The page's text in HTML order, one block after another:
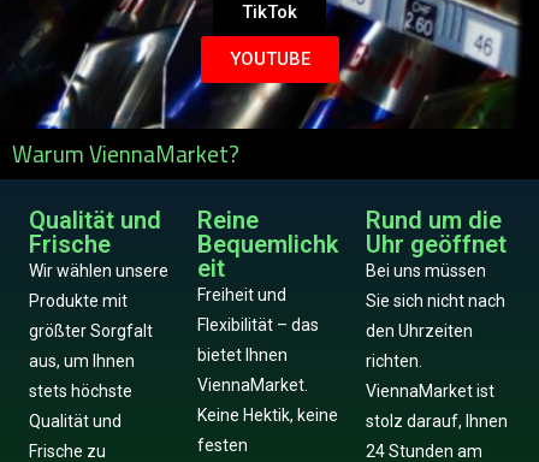
TikTok
YOUTUBE
Warum ViennaMarket?
Qualität und
Frische
Wir wählen unsere
Produkte mit
größter Sorgfalt
aus, um Ihnen
stets höchste
Qualität und
Frische zu
Reine
Bequemlichk
eit
Freiheit und
Flexibilität – das
bietet Ihnen
ViennaMarket.
Keine Hektik, keine
festen
Rund um die
Uhr geöffnet
Bei uns müssen
Sie sich nicht nach
den Uhrzeiten
richten.
ViennaMarket ist
stolz darauf, Ihnen
24 Stunden am